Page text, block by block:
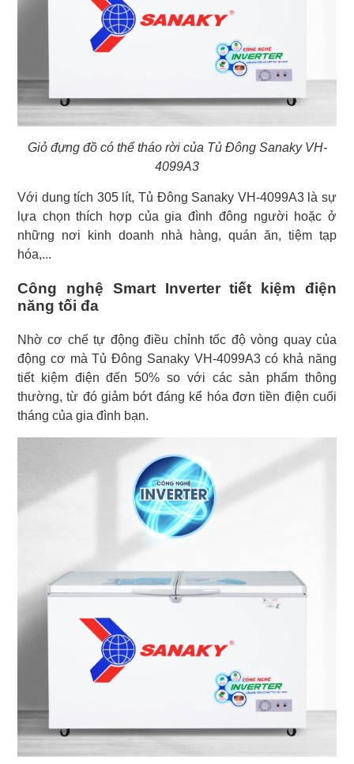
Giỏ đựng đồ có thể tháo rời của Tủ Đông Sanaky VH-
4099A3
Với dung tích 305 lít, Tủ Đông Sanaky VH-4099A3 là sự
lựa chọn thích hợp của gia đình đông người hoặc ở
những nơi kinh doanh nhà hàng, quán ăn, tiệm tạp
hóa,...
Công nghệ Smart Inverter tiết kiệm điện
năng tối đa
Nhờ cơ chế tự động điều chỉnh tốc độ vòng quay của
động cơ mà Tủ Đông Sanaky VH-4099A3 có khả năng
tiết kiệm điện đến 50% so với các sản phẩm thông
thường, từ đó giảm bớt đáng kể hóa đơn tiền điện cuối
tháng của gia đình bạn.